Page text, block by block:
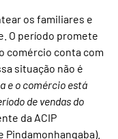
os familiares e
O período promete
comércio conta com
situação não é
e o comércio está
de vendas do
da ACIP